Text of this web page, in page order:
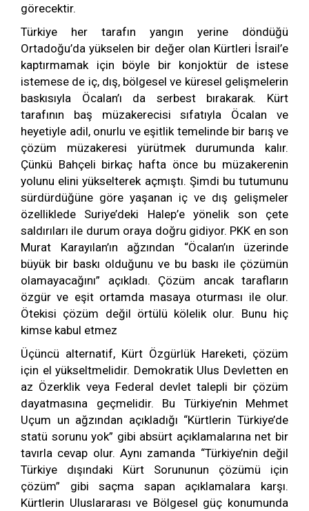
görecektir.
Türkiye her tarafın yangın yerine döndüğü
Ortadoğu’da yükselen bir değer olan Kürtleri İsrail’e
kaptırmamak için böyle bir konjoktür de istese
istemese de iç, dış, bölgesel ve küresel gelişmelerin
baskısıyla Öcalan’ı da serbest bırakarak. Kürt
tarafının baş müzakerecisi sıfatıyla Öcalan ve
heyetiyle adil, onurlu ve eşitlik temelinde bir barış ve
çözüm müzakeresi yürütmek durumunda kalır.
Çünkü Bahçeli birkaç hafta önce bu müzakerenin
yolunu elini yükselterek açmıştı. Şimdi bu tutumunu
sürdürdüğüne göre yaşanan iç ve dış gelişmeler
özelliklede Suriye’deki Halep’e yönelik son çete
saldırıları ile durum oraya doğru gidiyor. PKK en son
Murat Karayılan’ın ağzından “Öcalan’ın üzerinde
büyük bir baskı olduğunu ve bu baskı ile çözümün
olamayacağını” açıkladı. Çözüm ancak tarafların
özgür ve eşit ortamda masaya oturması ile olur.
Ötekisi çözüm değil örtülü kölelik olur. Bunu hiç
kimse kabul etmez
Üçüncü alternatif, Kürt Özgürlük Hareketi, çözüm
için el yükseltmelidir. Demokratik Ulus Devletten en
az Özerklik veya Federal devlet talepli bir çözüm
dayatmasına geçmelidir. Bu Türkiye’nin Mehmet
Uçum un ağzından açıkladığı “Kürtlerin Türkiye’de
statü sorunu yok” gibi absürt açıklamalarına net bir
tavırla cevap olur. Aynı zamanda “Türkiye’nin değil
Türkiye dışındaki Kürt Sorununun çözümü için
çözüm” gibi saçma sapan açıklamalara karşı.
Kürtlerin Uluslararası ve Bölgesel güç konumunda